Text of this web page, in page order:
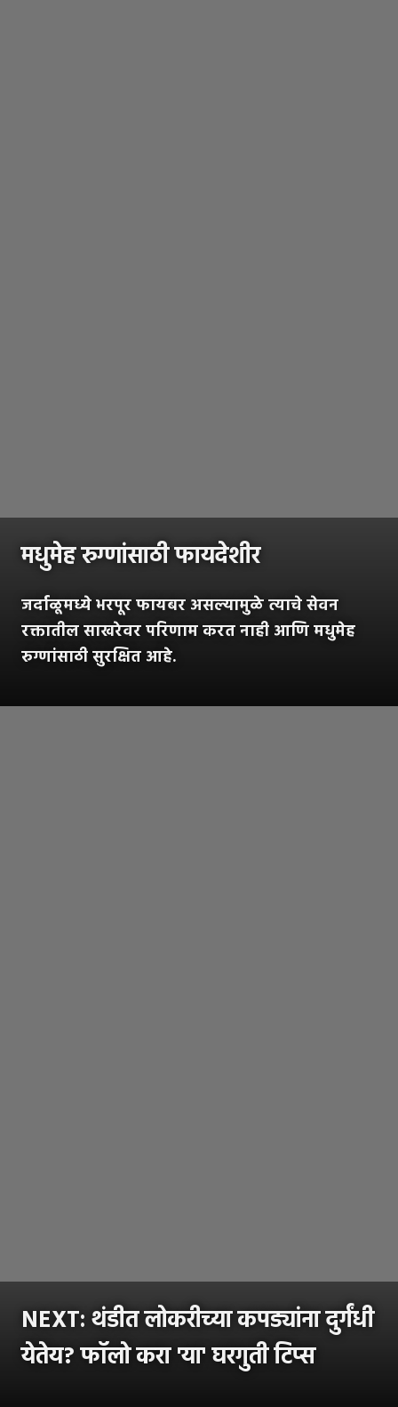
मधुमेह रुग्णांसाठी फायदेशीर
जर्दाळूमध्ये भरपूर फायबर असल्यामुळे त्याचे सेवन
रक्तातील साखरेवर परिणाम करत नाही आणि मधुमेह
रुग्णांसाठी सुरक्षित आहे.
NEXT:थंडीत लोकरीच्या कपड्यांना दुर्गंधी
येतेय? फॉलो करा 'या' घरगुती टिप्स